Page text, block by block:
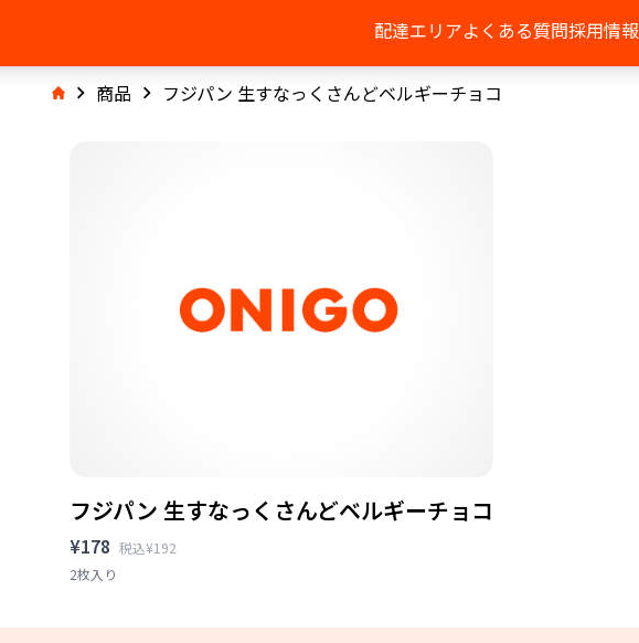
配達エリアよくある質問採用情報
商品 フジパン 生すなっくさんどベルギーチョコ
フジパン 生すなっくさんどベルギーチョコ
¥178 税込¥192
2枚入り